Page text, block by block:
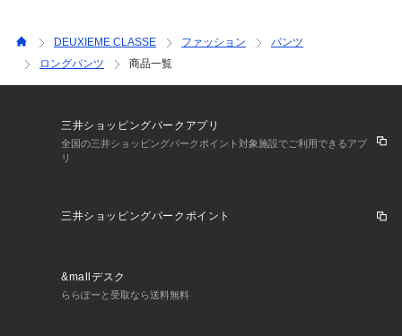
DEUXIEME CLASSE ファッション
パンツ
ロングパンツ
商品一覧
三井ショッピングパークアプリ
全国の三井ショッピングパークポイント対象施設でご利用できるアプ
リ
三井ショッピングパークポイント
&mallデスク
ららぽーと受取なら送料無料